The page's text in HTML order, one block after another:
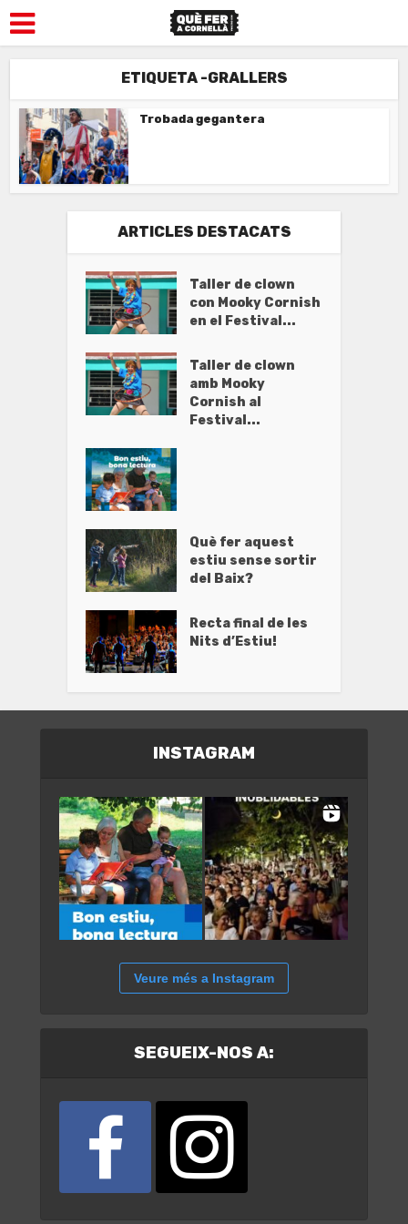
ETIQUETA -GRALLERS
Trobada gegantera
ARTICLES DESTACATS
Taller de clown
con Mooky Cornish
en el Festival...
Taller de clown
amb Mooky
Cornish al
Festival...
Què fer aquest
estiu sense sortir
del Baix?
Recta final de les
Nits d’Estiu!
INSTAGRAM
Veure més a Instagram
SEGUEIX-NOS A: